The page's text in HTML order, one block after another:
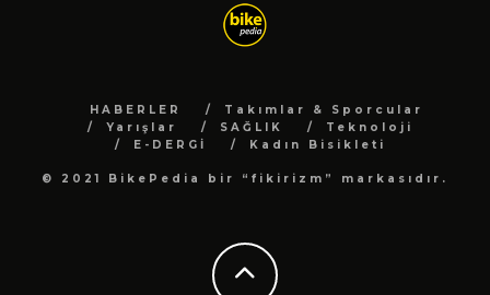
HABERLER
Takımlar & Sporcular
Yarışlar
SAĞLIK
Teknoloji
E-DERGİ
Kadın Bisikleti
© 2021 BikePedia bir “fikirizm” markasıdır.